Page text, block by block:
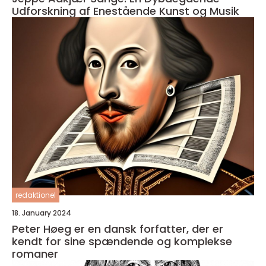
Udforskning af Enestående Kunst og Musik
redaktionel
18. January 2024
Peter Høeg er en dansk forfatter, der er
kendt for sine spændende og komplekse
romaner